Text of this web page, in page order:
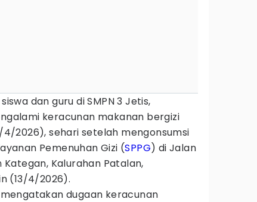
dan guru di SMPN 3 Jetis,
keracunan makanan bergizi
4/2026), sehari setelah mengonsumsi
Pemenuhan Gizi (SPPG) di Jalan
Kategan, Kalurahan Patalan,
(13/4/2026).
mengatakan dugaan keracunan